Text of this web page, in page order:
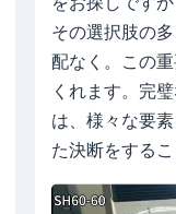
その選択肢の
配なく。この
くれます。完
は、様々な要
た決断をするこ